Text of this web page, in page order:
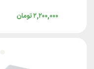
تومان۲,۲۰۰,۰۰۰